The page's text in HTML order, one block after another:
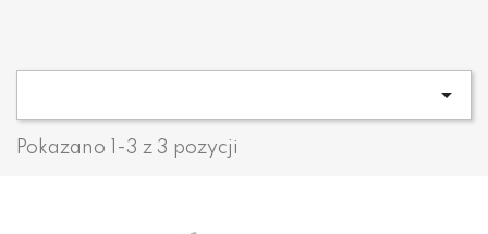

Pokazano 1-3 z 3 pozycji